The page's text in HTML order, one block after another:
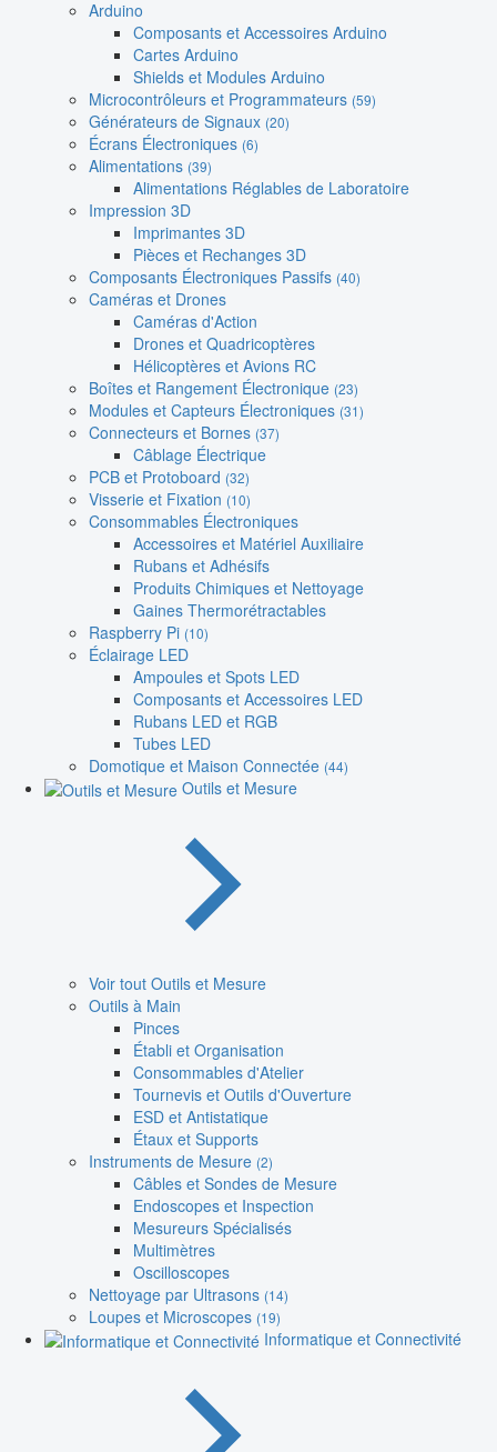
Arduino
Composants et Accessoires Arduino
Cartes Arduino
Shields et Modules Arduino
Microcontrôleurs et Programmateurs (59)
Générateurs de Signaux (20)
Écrans Électroniques (6)
Alimentations (39)
Alimentations Réglables de Laboratoire
Impression 3D
Imprimantes 3D
Pièces et Rechanges 3D
Composants Électroniques Passifs (40)
Caméras et Drones
Caméras d'Action
Drones et Quadricoptères
Hélicoptères et Avions RC
Boîtes et Rangement Électronique (23)
Modules et Capteurs Électroniques (31)
Connecteurs et Bornes (37)
Câblage Électrique
PCB et Protoboard (32)
Visserie et Fixation (10)
Consommables Électroniques
Accessoires et Matériel Auxiliaire
Rubans et Adhésifs
Produits Chimiques et Nettoyage
Gaines Thermorétractables
Raspberry Pi (10)
Éclairage LED
Ampoules et Spots LED
Composants et Accessoires LED
Rubans LED et RGB
Tubes LED
Domotique et Maison Connectée (44)
Outils et Mesure
Voir tout Outils et Mesure
Outils à Main
Pinces
Établi et Organisation
Consommables d'Atelier
Tournevis et Outils d'Ouverture
ESD et Antistatique
Étaux et Supports
Instruments de Mesure (2)
Câbles et Sondes de Mesure
Endoscopes et Inspection
Mesureurs Spécialisés
Multimètres
Oscilloscopes
Nettoyage par Ultrasons (14)
Loupes et Microscopes (19)
Informatique et Connectivité